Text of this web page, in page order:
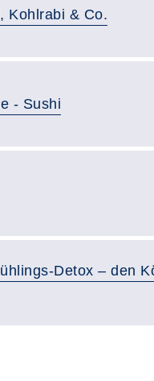
Kohlrabi & Co.
- Sushi
Detox – den